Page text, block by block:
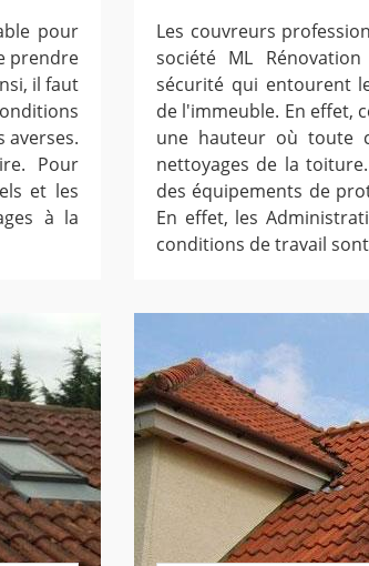
pour
prendre
il faut
averses.
Pour
et les
à la
Les couvreurs
société ML
sécurité qui entourent
de l'immeuble. En effet,
une hauteur où toute
nettoyages de la
des équipements de
En effet, les
conditions de travail